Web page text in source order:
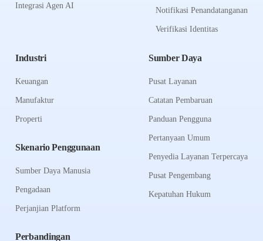
Integrasi Agen AI
Notifikasi Penandatanganan
Verifikasi Identitas
Industri
Keuangan
Manufaktur
Properti
Skenario Penggunaan
Sumber Daya Manusia
Pengadaan
Perjanjian Platform
Perbandingan
Sumber Daya
Pusat Layanan
Catatan Pembaruan
Panduan Pengguna
Pertanyaan Umum
Penyedia Layanan Terpercaya
Pusat Pengembang
Kepatuhan Hukum